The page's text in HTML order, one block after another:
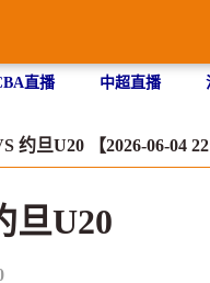
直播 中超直播
约旦U20 【2026-06-04
旦U20